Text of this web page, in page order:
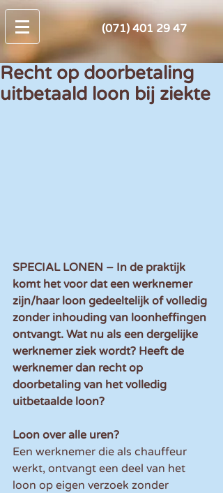
(071) 401 29 47
Recht op doorbetaling
uitbetaald loon bij ziekte
SPECIAL LONEN – In de praktijk
komt het voor dat een werknemer
zijn/haar loon gedeeltelijk of volledig
zonder inhouding van loonheffingen
ontvangt. Wat nu als een dergelijke
werknemer ziek wordt? Heeft de
werknemer dan recht op
doorbetaling van het volledig
uitbetaalde loon?
Loon over alle uren?
Een werknemer die als chauffeur
werkt, ontvangt een deel van het
loon op eigen verzoek zonder